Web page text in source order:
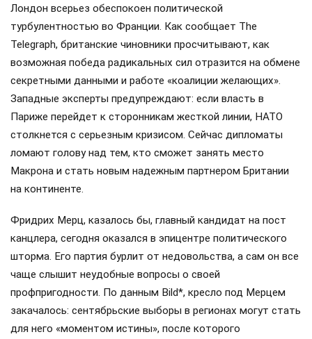
Лондон всерьез обеспокоен политической
турбулентностью во Франции. Как сообщает The
Telegraph, британские чиновники просчитывают, как
возможная победа радикальных сил отразится на обмене
секретными данными и работе «коалиции желающих».
Западные эксперты предупреждают: если власть в
Париже перейдет к сторонникам жесткой линии, НАТО
столкнется с серьезным кризисом. Сейчас дипломаты
ломают голову над тем, кто сможет занять место
Макрона и стать новым надежным партнером Британии
на континенте.
Фридрих Мерц, казалось бы, главный кандидат на пост
канцлера, сегодня оказался в эпицентре политического
шторма. Его партия бурлит от недовольства, а сам он все
чаще слышит неудобные вопросы о своей
профпригодности. По данным Bild*, кресло под Мерцем
закачалось: сентябрьские выборы в регионах могут стать
для него «моментом истины», после которого